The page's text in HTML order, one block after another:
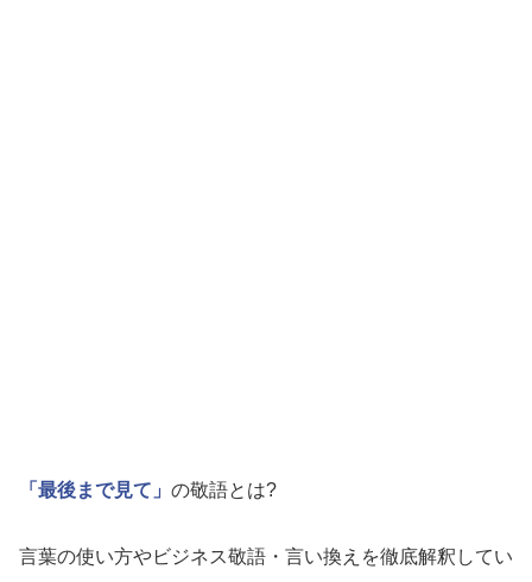
「最後まで見て」 の敬語とは?
言葉の使い方やビジネス敬語・言い換えを徹底解釈してい